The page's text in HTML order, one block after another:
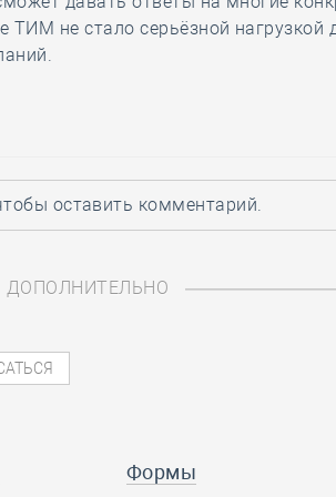
ТИМ не стало серьёзной нагрузкой
оставить комментарий.
ДОПОЛНИТЕЛЬНО
Формы